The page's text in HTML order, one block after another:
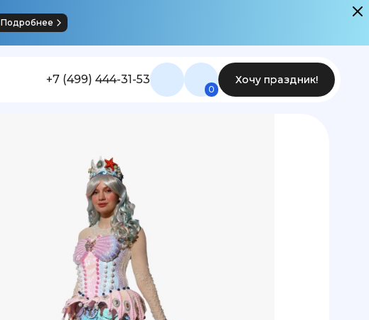
Подробнее
+7 (499) 444-31-53
0
Хочу праздник!